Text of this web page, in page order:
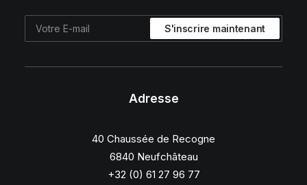
Adresse
40 Chaussée de Recogne
6840 Neufchâteau
+32 (0) 61 27 96 77